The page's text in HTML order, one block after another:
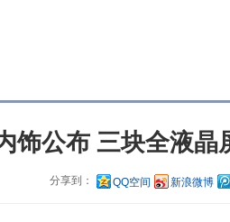
饰公布 三块全液晶
分享到： QQ空间 新浪微博